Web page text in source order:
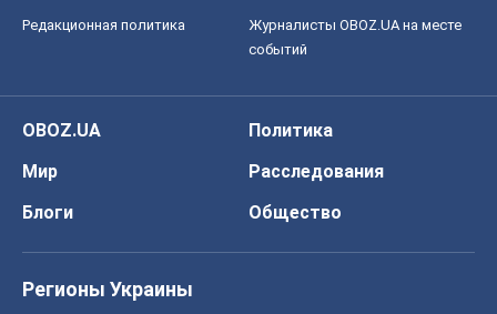
Редакционная политика
Журналисты OBOZ.UA на месте
событий
OBOZ.UA
Политика
Мир
Расследования
Блоги
Общество
Регионы Украины